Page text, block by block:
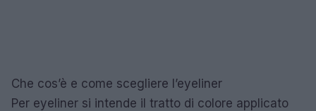
Che cos’è e come scegliere l’eyeliner
Per eyeliner si intende il tratto di colore applicato